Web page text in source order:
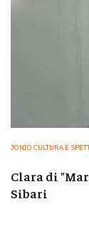
JONIO CULTURA E
Clara di
Sibari